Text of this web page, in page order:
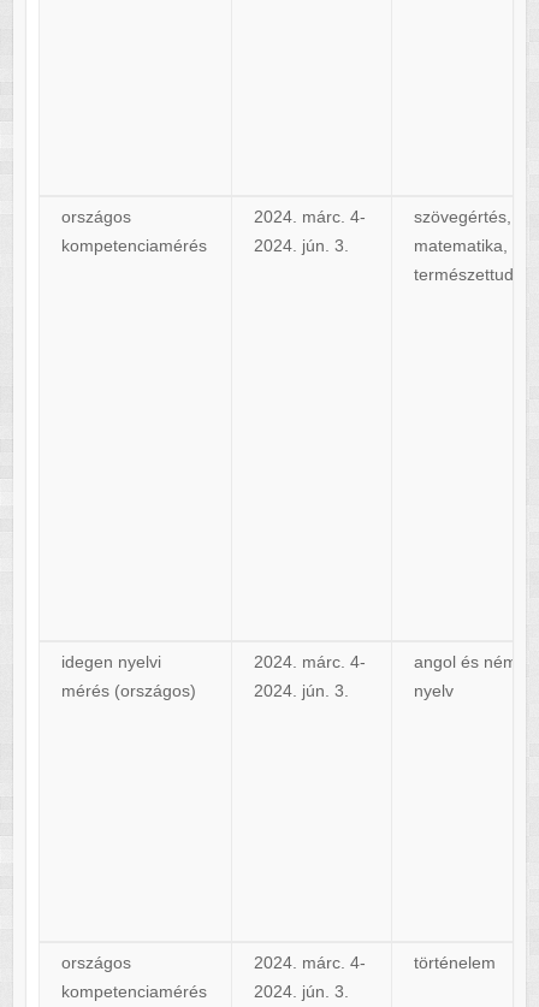
országos
kompetenciamérés
2024. márc. 4-
2024. jún. 3.
szövegértés,
matematika,
idegen nyelvi
mérés (országos)
2024. márc. 4-
2024. jún. 3.
angol és német
nyelv
országos
kompetenciamérés
2024. márc. 4-
2024. jún. 3.
történelem